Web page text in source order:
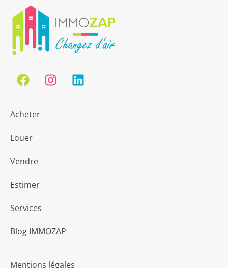
Acheter
Louer
Vendre
Estimer
Services
Blog IMMOZAP
Mentions légales